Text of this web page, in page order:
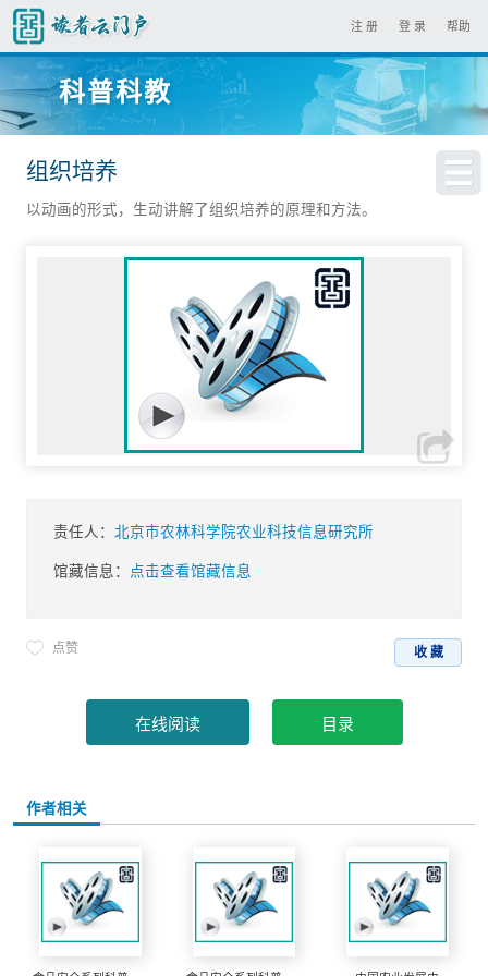
帮助
登 录
注 册
科普科教
组织培养
以动画的形式，生动讲解了组织培养的原理和方法。
责任人： 北京市农林科学院农业科技信息研究所
馆藏信息： 点击查看馆藏信息
收 藏
点赞
作者相关